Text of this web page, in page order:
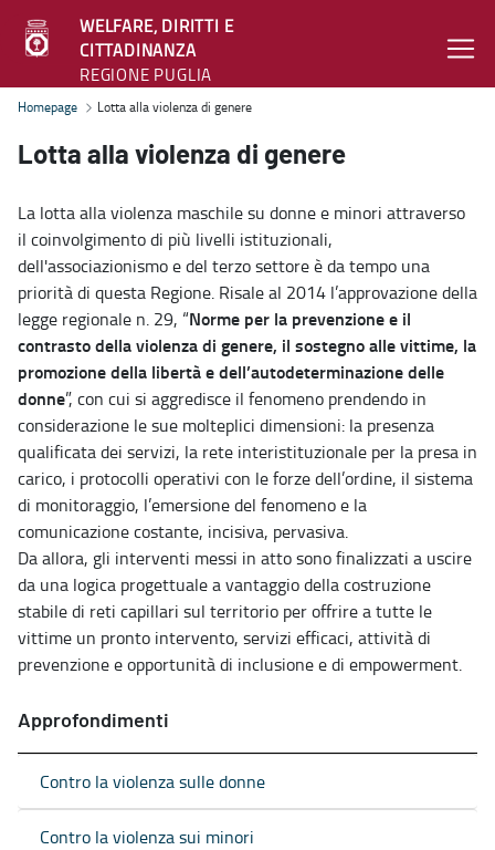
WELFARE, DIRITTI E
CITTADINANZA
REGIONE PUGLIA
Lotta alla violenza di genere - Welfare, diritti e cittadinanza
Homepage Lotta alla violenza di genere
Lotta alla violenza di genere
La lotta alla violenza maschile su donne e minori attraverso
il coinvolgimento di più livelli istituzionali,
dell'associazionismo e del terzo settore è da tempo una
priorità di questa Regione. Risale al 2014 l’approvazione della
legge regionale n. 29, “Norme per la prevenzione e il
contrasto della violenza di genere, il sostegno alle vittime, la
promozione della libertà e dell’autodeterminazione delle
donne”, con cui si aggredisce il fenomeno prendendo in
considerazione le sue molteplici dimensioni: la presenza
qualificata dei servizi, la rete interistituzionale per la presa in
carico, i protocolli operativi con le forze dell’ordine, il sistema
di monitoraggio, l’emersione del fenomeno e la
comunicazione costante, incisiva, pervasiva.
Da allora, gli interventi messi in atto sono finalizzati a uscire
da una logica progettuale a vantaggio della costruzione
stabile di reti capillari sul territorio per offrire a tutte le
vittime un pronto intervento, servizi efficaci, attività di
prevenzione e opportunità di inclusione e di empowerment.
Approfondimenti
Contro la violenza sulle donne
Contro la violenza sui minori